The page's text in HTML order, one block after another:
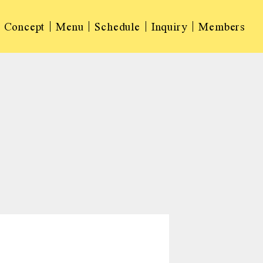
Concept Menu Schedule Inquiry Members